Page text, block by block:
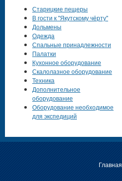
Старицкие пещеры
В гости к "Якутскому чёрту"
Дольмены
Одежда
Спальные принадлежности
Палатки
Кухонное оборудование
Скалолазное оборудование
Техника
Дополнительное
оборудование
Оборудование необходимое
для экспедиций
Главная